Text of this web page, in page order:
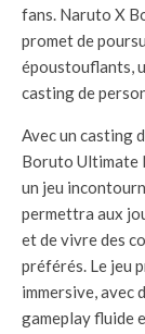
fans. Naruto X
promet de
époustouflants,
casting de
Avec un casting
Boruto Ultimate
un jeu
permettra aux
et de vivre des
préférés. Le jeu
immersive, avec
gameplay fluide